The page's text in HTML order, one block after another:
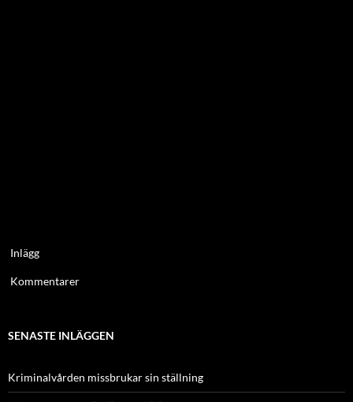
Inlägg
Kommentarer
SENASTE INLÄGGEN
Kriminalvården missbrukar sin ställning